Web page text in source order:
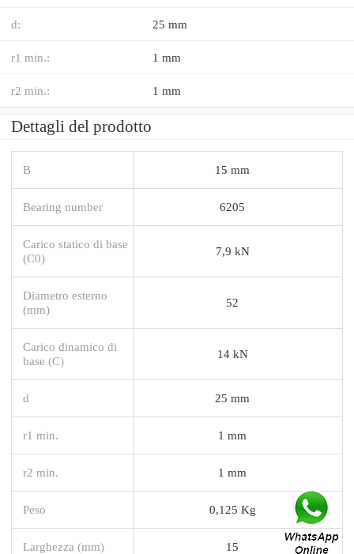
d: 25 mm
r1 min.: 1 mm
r2 min.: 1 mm
Dettagli del prodotto
B 15 mm
Bearing number 6205
Carico statico di base
(C0)
7,9 kN
Diametro esterno
(mm)
52
Carico dinamico di
base (C)
14 kN
d 25 mm
r1 min. 1 mm
r2 min. 1 mm
Peso 0,125 Kg
Larghezza (mm) 15